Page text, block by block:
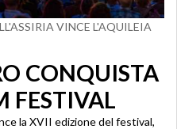
VINCE L'AQUILEIA
CONQUISTA
FESTIVAL
la XVII edizione del festival,